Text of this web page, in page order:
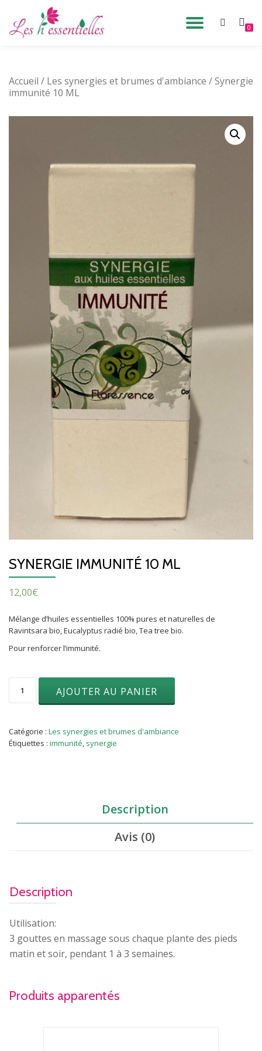
Aller
0
Accueil / Les synergies et brumes d'ambiance / Synergie
immunité 10 ML
SYNERGIE IMMUNITÉ 10 ML
12,00€
Mélange d’huiles essentielles 100% pures et naturelles de
Ravintsara bio, Eucalyptus radié bio, Tea tree bio.
Pour renforcer l’immunité.
Synergie
10
ML
AJOUTER AU PANIER
Catégorie : Les synergies et brumes d'ambiance
Étiquettes : immunité, synergie
Description
Avis (0)
Description
Utilisation:
3 gouttes en massage sous chaque plante des pieds
matin et soir, pendant 1 à 3 semaines.
Produits apparentés